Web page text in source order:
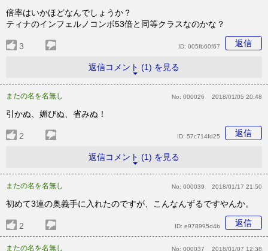
倍率はいかほどなんでしょうか？
ティナのインフェルノコンボ53倍と同等クラスなのかな？
3 返信
ID: 005fb60f67
返信コメント (1) を見る
またの名を名無し No: 000026 2018/01/05 20:48
引かぬ、媚びぬ、省みぬ！
2 返信
ID: 57c714fd25
返信コメント (1) を見る
またの名を名無し No: 000039 2018/01/17 21:50
初めて3連の奥義手に入れたのですが、こんなんずるですやんか。
2 返信
ID: e978995d4b
またの名を名無し No: 000037 2018/01/07 12:38